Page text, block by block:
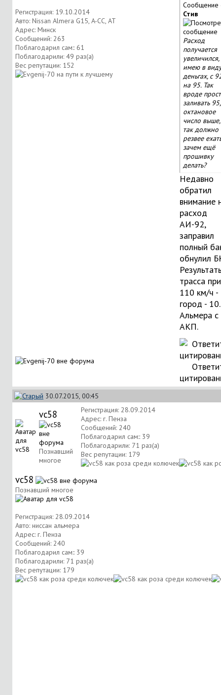
Регистрация: 19.10.2014
Авто: Nissan Almera G15, A-CC, AT
Адрес: Минск
Сообщений: 263
Поблагодарил сам:: 61
Поблагодарили: 49 раз(а)
Вес репутации: 152
Сообщение
Стив
Расход
получается
увеличился,
имею в
деньгах, с
на 95. Так
вроде
заливать 95,
октановое
число
так должно
резвее
зачем ещё
прошивку
делать?
Недавно
обратил
внимание
расход
АИ-92,
заправил
полный
обнулил
трасса при
110 км/ч -
город - 10.
Альмера с
АКП.
30.07.2015, 00:45
vc58
Познавший
многое
Регистрация: 28.09.2014
Адрес: г. Пенза
Сообщений: 240
Поблагодарил сам:: 39
Поблагодарили: 71 раз(а)
Вес репутации: 179
vc58
Познавший многое
Регистрация: 28.09.2014
Авто: ниссан альмера
Адрес: г. Пенза
Сообщений: 240
Поблагодарил сам:: 39
Поблагодарили: 71 раз(а)
Вес репутации: 179